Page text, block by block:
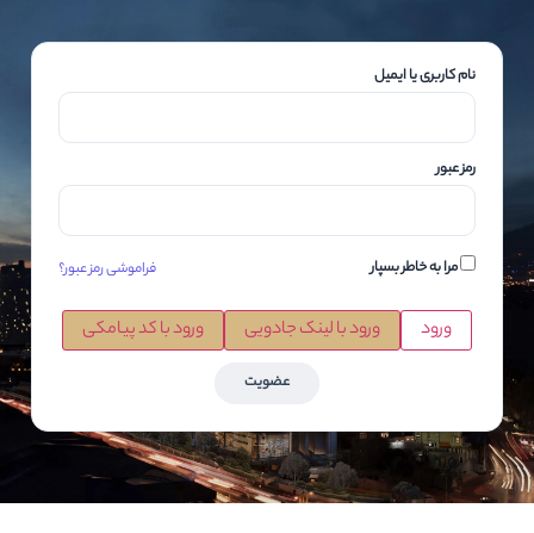
نام کاربری یا ایمیل
رمز عبور
مرا به خاطر بسپار فراموشی رمز عبور؟
ورود ورود با لینک جادویی ورود با کد پیامکی
عضویت